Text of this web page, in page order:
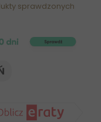
sprawdzonych